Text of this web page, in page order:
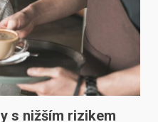
s nižším rizikem